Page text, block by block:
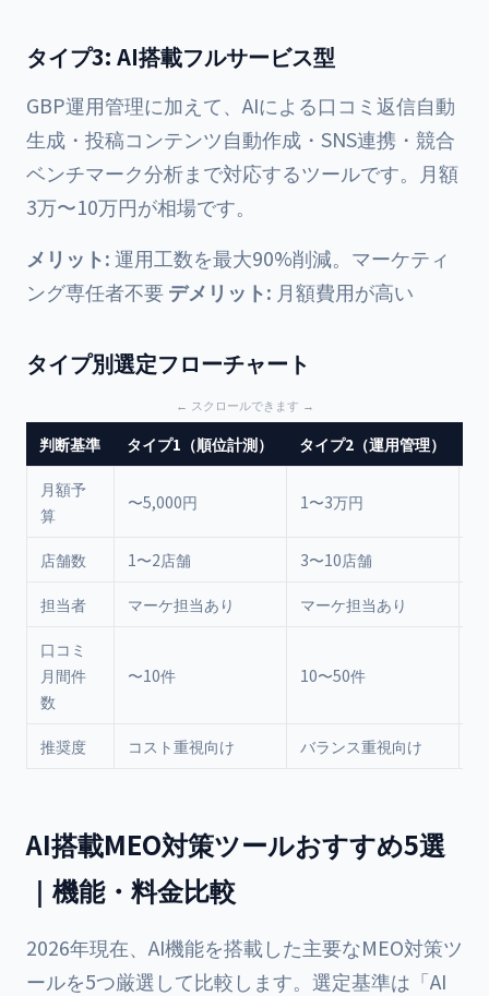
タイプ3: AI搭載フルサービス型
GBP運用管理に加えて、AIによる口コミ返信自動
生成・投稿コンテンツ自動作成・SNS連携・競合
ベンチマーク分析まで対応するツールです。月額
3万〜10万円が相場です。
メリット:運用工数を最大90%削減。マーケティ
ング専任者不要デメリット: 月額費用が高い
タイプ別選定フローチャート
判断基準 タイプ1（順位計測） タイプ2（運用管理）
月額予
算
〜5,000円 1〜3万円
店舗数 1〜2店舗 3〜10店舗
担当者 マーケ担当あり マーケ担当あり
口コミ
月間件
数
〜10件 10〜50件
推奨度 コスト重視向け バランス重視向け
AI搭載MEO対策ツールおすすめ5選
｜機能・料金比較
2026年現在、AI機能を搭載した主要なMEO対策ツ
ールを5つ厳選して比較します。選定基準は「AI